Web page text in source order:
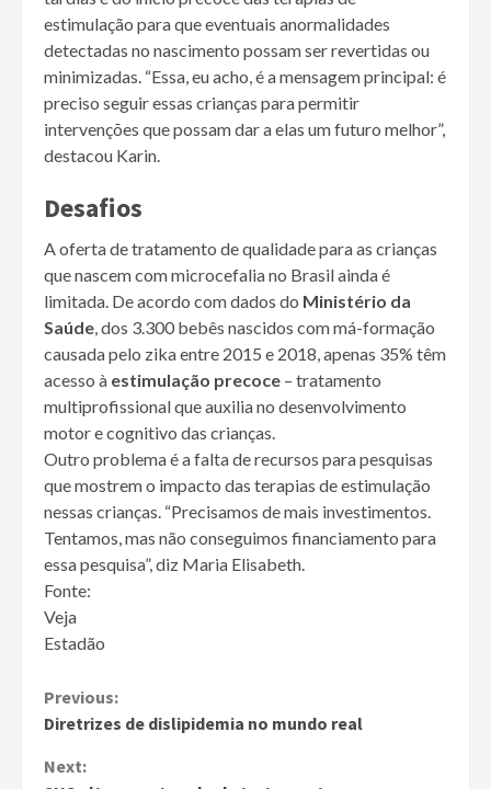
estimulação para que eventuais anormalidades
detectadas no nascimento possam ser revertidas ou
minimizadas. “Essa, eu acho, é a mensagem principal: é
preciso seguir essas crianças para permitir
intervenções que possam dar a elas um futuro melhor”,
destacou Karin.
Desafios
A oferta de tratamento de qualidade para as crianças
que nascem com microcefalia no Brasil ainda é
limitada. De acordo com dados do Ministério da
Saúde, dos 3.300 bebês nascidos com má-formação
causada pelo zika entre 2015 e 2018, apenas 35% têm
acesso à estimulação precoce – tratamento
multiprofissional que auxilia no desenvolvimento
motor e cognitivo das crianças.
Outro problema é a falta de recursos para pesquisas
que mostrem o impacto das terapias de estimulação
nessas crianças. “Precisamos de mais investimentos.
Tentamos, mas não conseguimos financiamento para
essa pesquisa”, diz Maria Elisabeth.
Fonte:
Veja
Estadão
Continue
Previous:
Diretrizes de dislipidemia no mundo real
Next: